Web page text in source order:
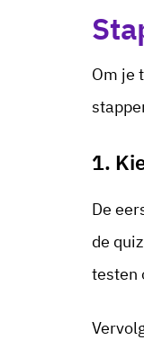
Om je
1.
De
de
testen